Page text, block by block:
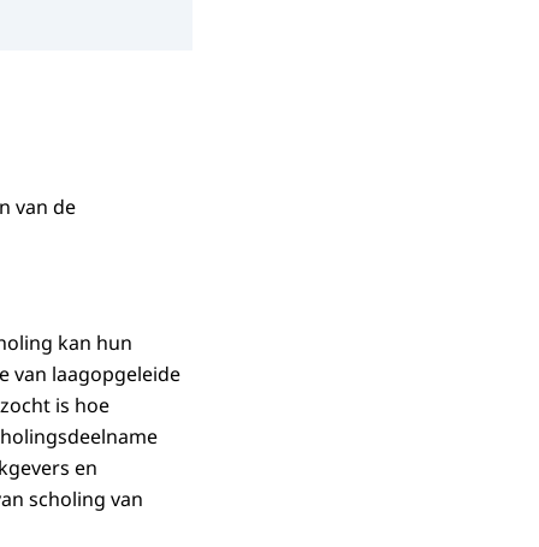
van de
kan hun
van laagopgeleide
is hoe
en
scholing van